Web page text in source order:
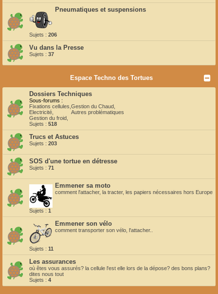
Pneumatiques et suspensions
Sujets : 206
Vu dans la Presse
Sujets : 37
Espace Techno des Tortues
Dossiers Techniques
Sous-forums :
Fixations cellules
Electricité
Gestion du froid
Gestion du Chaud
Autres problématiques
Sujets : 518
Trucs et Astuces
Sujets : 203
SOS d'une tortue en détresse
Sujets : 71
Emmener sa moto
comment l'attacher, la tracter, les papiers nécessaires hors Europe
Sujets : 1
Emmener son vélo
comment transporter son vélo, l'attacher..
Sujets : 11
Les assurances
où êtes vous assurés? la cellule l'est elle lors de la dépose? des bons plans?
dites nous tout
Sujets : 4